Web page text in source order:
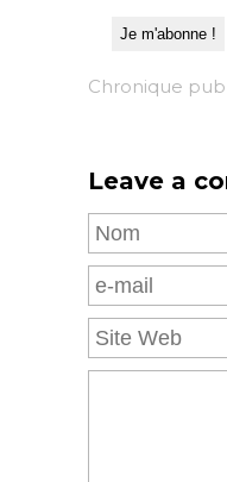
Chronique
Leave a